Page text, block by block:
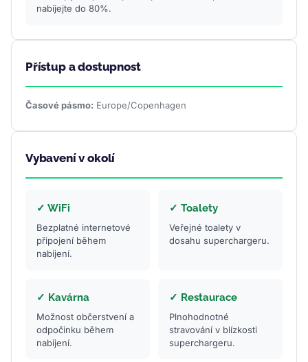
nabíjejte do 80%.
Přístup a dostupnost
Časové pásmo: Europe/Copenhagen
Vybavení v okolí
✓ WiFi
Bezplatné internetové
připojení během
nabíjení.
✓ Toalety
Veřejné toalety v
dosahu superchargeru.
✓ Kavárna
Možnost občerstvení a
odpočinku během
nabíjení.
✓ Restaurace
Plnohodnotné
stravování v blízkosti
superchargeru.